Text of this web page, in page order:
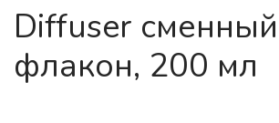
Diffuser сменный
флакон, 200 мл